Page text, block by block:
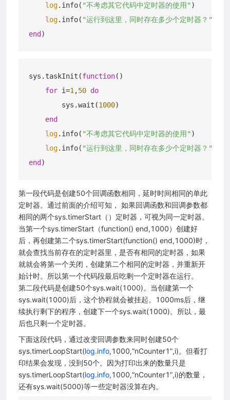
log.info( "不考虑其它代码中定时器的使用" )
log.info( "运行到这里，同时存在多少个定时器？"
end
sys.taskInit(function()
for i=1 ,50 do
        sys.wait(
1000)
end
log.info( "不考虑其它代码中定时器的使用" )
log.info( "运行到这里，同时存在多少个定时器？"
end
第一段代码是创建50个回调函数相同，延时时间相同的单此
定时器。通过前面的介绍可知， 如果回调函数和回调参数都
相同的两个sys.timerStart（）定时器，可视为同一定时器。
当第一个sys.timerStart（function() end,1000）创建好
后，再创建第二个sys.timerStart(function() end,1000)时，
就会查找当前存在的定时器里，是否有相同的定时器，如果
就就会将第一个关闭，创建第二个相同的定时器，并重新开
始计时。所以第一个代码段最后吃剩一个定时器在运行。
第二段代码是创建50个sys.wait(1000)。当创建第一个
sys.wait(1000)后，这个协程就会被挂起。1000ms后，继
续执行剩下的程序，创建下一个sys.wait(1000)。所以，最
后也只剩一个定时器。
下面这段代码，通过改变回调参数来同时创建50个
sys.timerLoopStart(log.info,1000,“nCounter1”,i)。但看打
印结果会发现，没到50个。因为打印出来的数量只是
sys.timerLoopStart(log.info,1000,“nCounter1”,i)的数量，
还有sys.wait(5000)等一些定时器没算在内。